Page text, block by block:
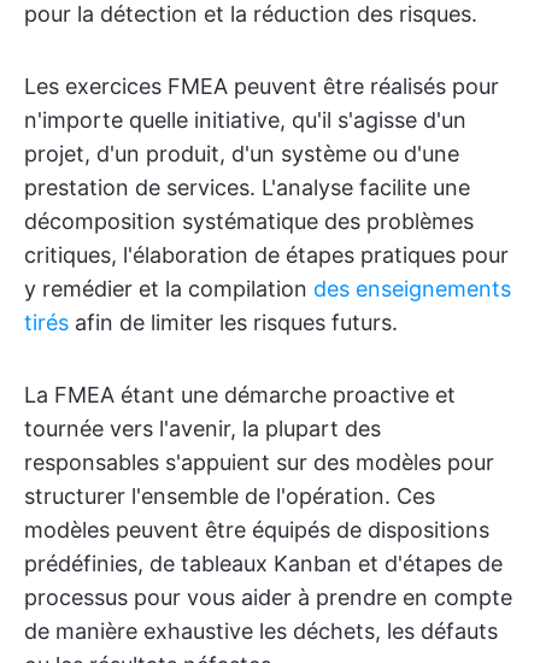
pour la détection et la réduction des risques.
Les exercices FMEA peuvent être réalisés pour
n'importe quelle initiative, qu'il s'agisse d'un
projet, d'un produit, d'un système ou d'une
prestation de services. L'analyse facilite une
décomposition systématique des problèmes
critiques, l'élaboration de étapes pratiques pour
y remédier et la compilation des enseignements
tirés afin de limiter les risques futurs.
La FMEA étant une démarche proactive et
tournée vers l'avenir, la plupart des
responsables s'appuient sur des modèles pour
structurer l'ensemble de l'opération. Ces
modèles peuvent être équipés de dispositions
prédéfinies, de tableaux Kanban et d'étapes de
processus pour vous aider à prendre en compte
de manière exhaustive les déchets, les défauts